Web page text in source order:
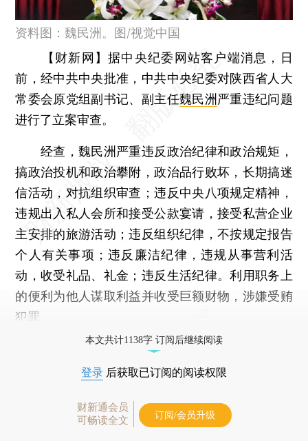
资料图：魏民洲。图/视觉中国
【财新网】据中央纪委网站客户端消息，日
前，经中共中央批准，中共中央纪委对陕西省人大
常委会原党组副书记、副主任魏民洲严重违纪问题
进行了立案审查。
经查，魏民洲严重违反政治纪律和政治规矩，
搞政治投机和政治攀附，政治品行败坏，长期搞迷
信活动，对抗组织审查；违反中央八项规定精神，
违规出入私人会所和接受公款宴请，接受私营企业
主安排的旅游活动；违反组织纪律，不按规定报告
个人有关事项；违反廉洁纪律，违规从事营利活
动，收受礼品、礼金；违反生活纪律。利用职务上
的便利为他人谋取利益并收受巨额财物，涉嫌受贿
犯罪。
本文共计1138字 订阅后继续阅读
登录 后获取已订阅的阅读权限
财新通会员
可畅读全文
订阅/会员升级